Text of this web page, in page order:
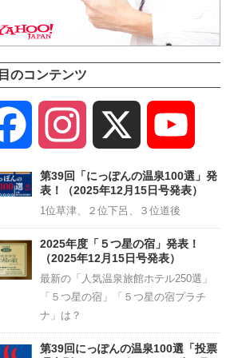
のコンテンツ
Facebook Instagram
Channel
第39回「にっぽんの温泉100選」発
表！（2025年12月15日号発表）
1位草津、２位下呂、３位道後
2025年度「５つ星の宿」発表！
（2025年12月15日号発表）
最新の「人気温泉旅館ホテル250選」
「５つ星の宿」「５つ星の宿プラチ
ナ」は？
第39回にっぽんの温泉100選「投票